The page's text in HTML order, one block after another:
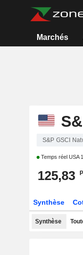
Marchés
S&P GSCI
Temps réel USA
125,83
Synthèse
Synthèse